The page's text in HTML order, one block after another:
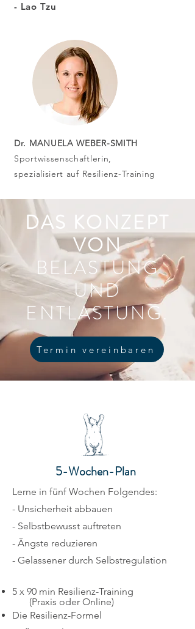
- Lao Tzu
Dr. MANUELA WEBER-SMITH
Sportwissenschaftlerin,
spezialisiert auf Resilienz-Training
DAS KONZEPT
VON
BELASTUNG
UND
ENTLASTUNG.
Termin vereinbaren
5-Wochen-Plan
Lerne in fünf Wochen Folgendes:
- Unsicherheit abbauen
- Selbstbewusst auftreten
- Ängste reduzieren
- Gelassener durch Selbstregulation
5 x 90 min Resilienz-Training
(Praxis oder Online)
Die Resilienz-Formel